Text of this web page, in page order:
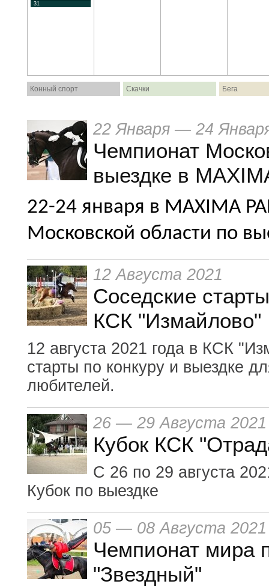
31
Конный спорт Скачки Бега
22 Января — 24
Чемпионат
выездке в
22-24 января в MAXIMA
Московской области по
12 Августа 2021
Соседские
КСК "Измайлово"
12 августа 2021 года в КСК
старты по конкуру и выездке
любителей.
26 — 29 Августа 2021
Кубок КСК
С 26 по 29 августа
Кубок по выездке
05 — 08 Августа 2021
Чемпионат мира
"Звездный"